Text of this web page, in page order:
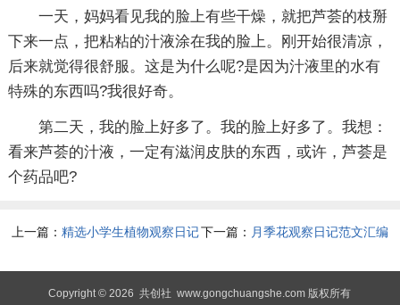
一天，妈妈看见我的脸上有些干燥，就把芦荟的枝掰
下来一点，把粘粘的汁液涂在我的脸上。刚开始很清凉，
后来就觉得很舒服。这是为什么呢?是因为汁液里的水有
特殊的东西吗?我很好奇。
第二天，我的脸上好多了。我的脸上好多了。我想：
看来芦荟的汁液，一定有滋润皮肤的东西，或许，芦荟是
个药品吧?
上一篇：精选小学生植物观察日记下一篇： 月季花观察日记范文汇编
Copyright © 2026 共创社 www.gongchuangshe.com 版权所有